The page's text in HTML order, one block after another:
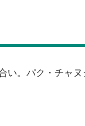
い。パク・チャ